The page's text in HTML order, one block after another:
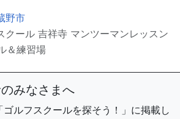
野市
クール 吉祥寺 マンツーマンレッスン
＆練習場
みなさまへ
ルフスクールを探そう！」に掲載し